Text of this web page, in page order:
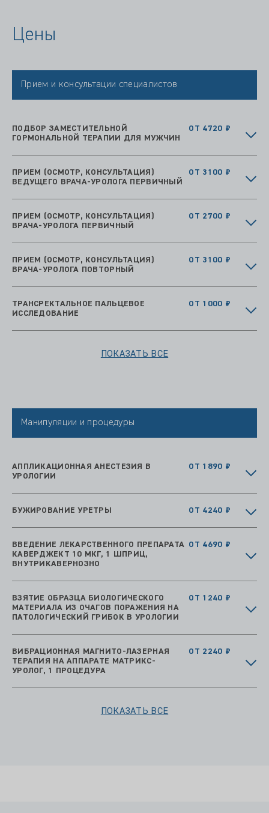
Цены
Прием и консультации специалистов
ПОДБОР ЗАМЕСТИТЕЛЬНОЙ
ГОРМОНАЛЬНОЙ ТЕРАПИИ ДЛЯ МУЖЧИН
ОТ 4720 ₽
ПРИЕМ (ОСМОТР, КОНСУЛЬТАЦИЯ)
ВЕДУЩЕГО ВРАЧА-УРОЛОГА ПЕРВИЧНЫЙ
ОТ 3100 ₽
ПРИЕМ (ОСМОТР, КОНСУЛЬТАЦИЯ)
ВРАЧА-УРОЛОГА ПЕРВИЧНЫЙ
ОТ 2700 ₽
ПРИЕМ (ОСМОТР, КОНСУЛЬТАЦИЯ)
ВРАЧА-УРОЛОГА ПОВТОРНЫЙ
ОТ 3100 ₽
ТРАНСРЕКТАЛЬНОЕ ПАЛЬЦЕВОЕ
ИССЛЕДОВАНИЕ
ОТ 1000 ₽
ПОКАЗАТЬ ВСЕ
Манипуляции и процедуры
АППЛИКАЦИОННАЯ АНЕСТЕЗИЯ В
УРОЛОГИИ
ОТ 1890 ₽
БУЖИРОВАНИЕ УРЕТРЫ ОТ 4240 ₽
ВВЕДЕНИЕ ЛЕКАРСТВЕННОГО ПРЕПАРАТА
КАВЕРДЖЕКТ 10 МКГ, 1 ШПРИЦ,
ВНУТРИКАВЕРНОЗНО
ОТ 4690 ₽
ВЗЯТИЕ ОБРАЗЦА БИОЛОГИЧЕСКОГО
МАТЕРИАЛА ИЗ ОЧАГОВ ПОРАЖЕНИЯ НА
ПАТОЛОГИЧЕСКИЙ ГРИБОК В УРОЛОГИИ
ОТ 1240 ₽
ВИБРАЦИОННАЯ МАГНИТО-ЛАЗЕРНАЯ
ТЕРАПИЯ НА АППАРАТЕ МАТРИКС-
УРОЛОГ, 1 ПРОЦЕДУРА
ОТ 2240 ₽
ПОКАЗАТЬ ВСЕ